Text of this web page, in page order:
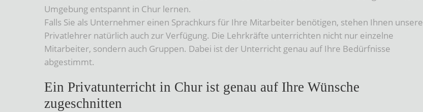
Umgebung entspannt in Chur lernen.
Falls Sie als Unternehmer einen Sprachkurs für Ihre Mitarbeiter benötigen, stehen Ihnen unsere
Privatlehrer natürlich auch zur Verfügung. Die Lehrkräfte unterrichten nicht nur einzelne
Mitarbeiter, sondern auch Gruppen. Dabei ist der Unterricht genau auf Ihre Bedürfnisse
abgestimmt.
Ein Privatunterricht in Chur ist genau auf Ihre Wünsche
zugeschnitten